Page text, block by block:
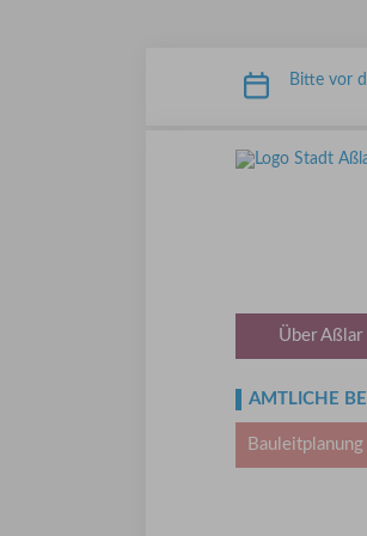
Bitte vor
Über Aßlar
AMTLICHE
Bauleitplanung